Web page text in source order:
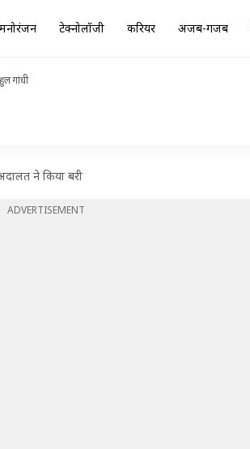
मनोरंजन टेक्नोलॉजी करियर अजब-गजब
गांधी
ने किया बरी
ADVERTISEMENT